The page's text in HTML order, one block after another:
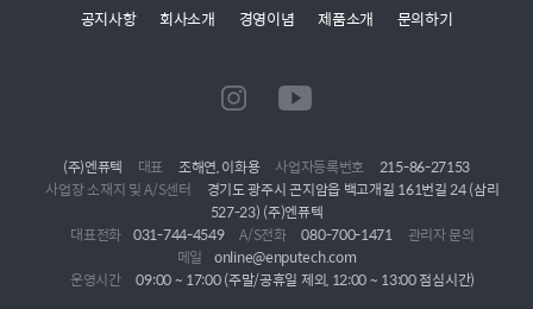
공지사항 회사소개 경영이념 제품소개 문의하기
(주)엔퓨텍 대표 조해연, 이화용 사업자등록번호
215-86-27153
사업장 소재지 및 A/S센터
경기도 광주시 곤지암읍 백고개길 161번길 24 (삼리
527-23) (주)엔퓨텍
대표전화 031-744-4549 A/S전화 080-700-1471
관리자 문의
메일
online@enputech.com
운영시간
09:00 ~ 17:00 (주말/공휴일 제외, 12:00 ~ 13:00 점심시간)